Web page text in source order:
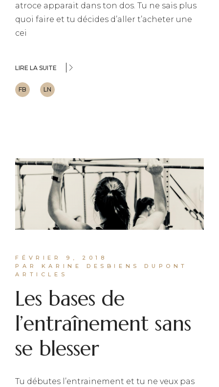
atroce apparait dans ton dos. Tu ne sais plus
quoi faire et tu décides d’aller t’acheter une
cei
LIRE LA SUITE
FB LN
FÉVRIER 9, 2018
PAR KARINE DESBIENS DUPONT
ARTICLES
Les bases de
l’entraînement sans
se blesser
Tu débutes l’entrainement et tu ne veux pas